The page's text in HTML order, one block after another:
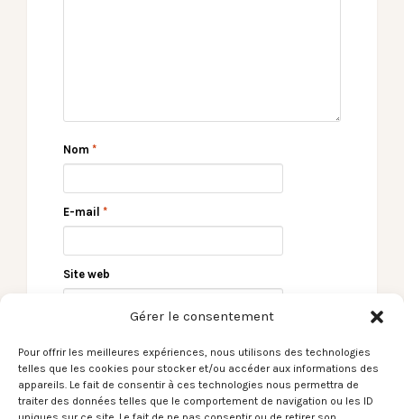
Gérer le consentement
Pour offrir les meilleures expériences, nous utilisons des technologies
telles que les cookies pour stocker et/ou accéder aux informations des
appareils. Le fait de consentir à ces technologies nous permettra de
traiter des données telles que le comportement de navigation ou les ID
Nom *
E-mail *
Site web